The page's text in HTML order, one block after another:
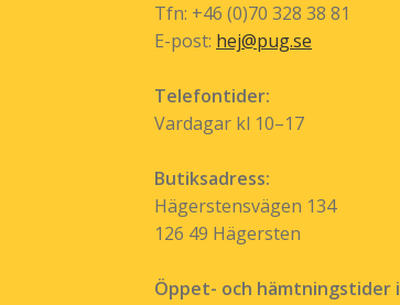
Tfn: +46 (0)70 328 38 81
E-post: hej@pug.se
Telefontider:
Vardagar kl 10–17
Butiksadress:
Hägerstensvägen 134
126 49 Hägersten
Öppet- och hämtningstider i